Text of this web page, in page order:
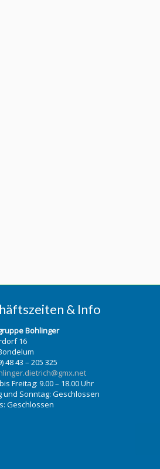
& Info
Bohlinger
16
48 43 – 205 325
Freitag: 9.00 – 18.00 Uhr
und Sonntag: Geschlossen
Geschlossen